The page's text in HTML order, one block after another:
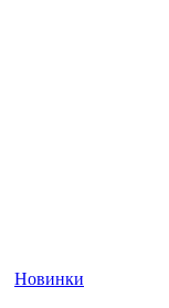
Новинки